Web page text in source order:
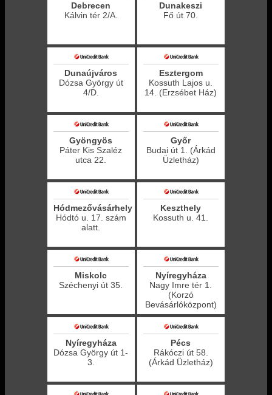
Debrecen
Kálvin tér 2/A.
Dunakeszi
Fő út 70.
Dunaújváros
Dózsa György út
4/D.
Esztergom
Kossuth Lajos u.
14. (Erzsébet Ház)
Gyöngyös
Páter Kis Szaléz
utca 22.
Győr
Budai út 1. (Árkád
Üzletház)
Hódmezővásárhely
Hódtó u. 17. szám
alatt.
Keszthely
Kossuth u. 41.
Miskolc
Széchenyi út 35.
Nyíregyháza
Nagy Imre tér 1.
(Korzó
Bevásárlóközpont)
Nyíregyháza
Dózsa György út 1-
3.
Pécs
Rákóczi út 58.
(Árkád Üzletház)